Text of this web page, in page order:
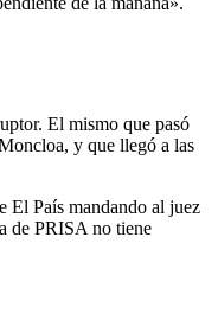
El mismo que pasó
y que llegó a las
El País mandando al juez
de PRISA no tiene